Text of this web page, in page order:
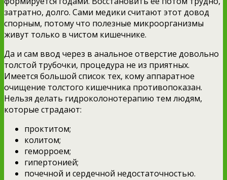
затратно, долго. Сами медики считают этот довод
спорным, потому что полезные микроорганизмы
живут только в чистом кишечнике.
Да и сам ввод через в анальное отверстие довольно
толстой трубочки, процедура не из приятных.
Имеется большой список тех, кому аппаратное
очищение толстого кишечника противопоказан.
Нельзя делать гидроколонотерапию тем людям,
которые страдают:
проктитом;
колитом;
геморроем;
гипертонией;
почечной и сердечной недостаточностью.